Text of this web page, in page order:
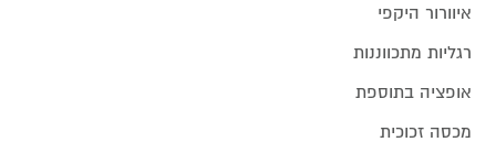
איוורור היקפי
רגליות מתכווננות
אופציה בתוספת
מכסה זכוכית